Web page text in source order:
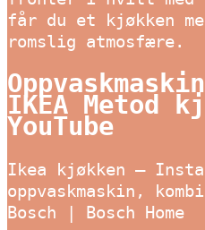
får du et kjøkken
romslig atmosfære.
IKEA Metod
YouTube
Ikea kjøkken –
oppvaskmaskin,
Bosch | Bosch Home